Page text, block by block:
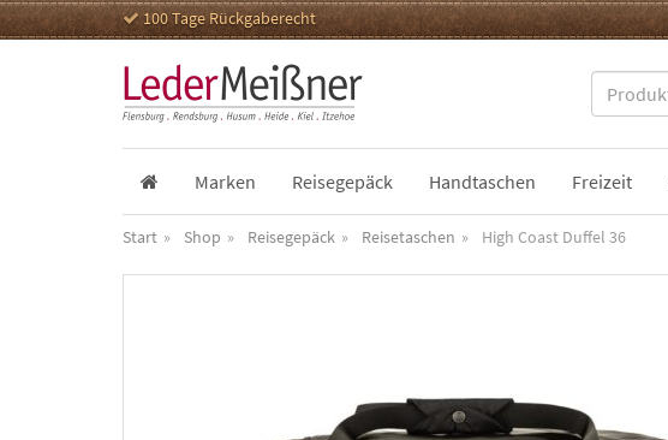
100 Tage Rückgaberecht
Marken Reisegepäck Handtaschen Freizeit
Start Shop Reisegepäck Reisetaschen High Coast Duffel 36